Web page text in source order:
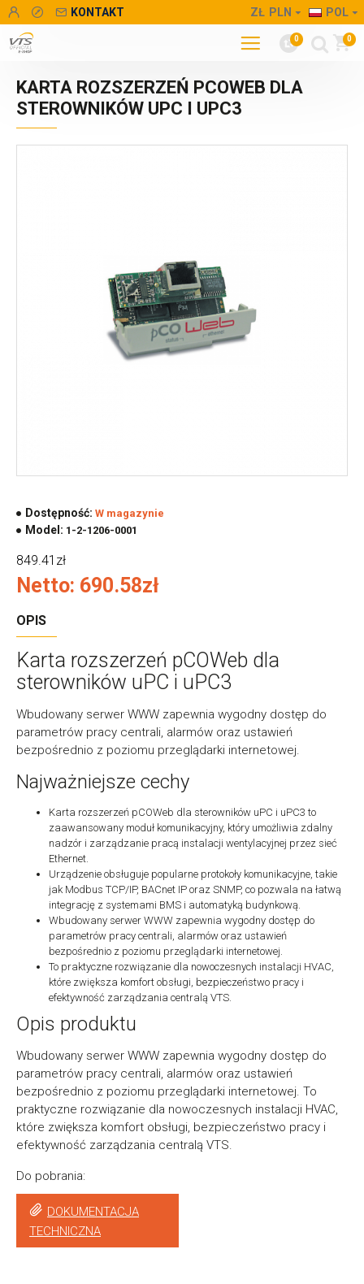
KONTAKT ZŁ PLN POL
0 0
KARTA ROZSZERZEŃ PCOWEB DLA
STEROWNIKÓW UPC I UPC3
Dostępność: W magazynie
Model: 1-2-1206-0001
849.41zł
Netto: 690.58zł
OPIS
Karta rozszerzeń pCOWeb dla
sterowników uPC i uPC3
Wbudowany serwer WWW zapewnia wygodny dostęp do
parametrów pracy centrali, alarmów oraz ustawień
bezpośrednio z poziomu przeglądarki internetowej.
Najważniejsze cechy
Karta rozszerzeń pCOWeb dla sterowników uPC i uPC3 to
zaawansowany moduł komunikacyjny, który umożliwia zdalny
nadzór i zarządzanie pracą instalacji wentylacyjnej przez sieć
Ethernet.
Urządzenie obsługuje popularne protokoły komunikacyjne, takie
jak Modbus TCP/IP, BACnet IP oraz SNMP, co pozwala na łatwą
integrację z systemami BMS i automatyką budynkową.
Wbudowany serwer WWW zapewnia wygodny dostęp do
parametrów pracy centrali, alarmów oraz ustawień
bezpośrednio z poziomu przeglądarki internetowej.
To praktyczne rozwiązanie dla nowoczesnych instalacji HVAC,
które zwiększa komfort obsługi, bezpieczeństwo pracy i
efektywność zarządzania centralą VTS.
Opis produktu
Wbudowany serwer WWW zapewnia wygodny dostęp do
parametrów pracy centrali, alarmów oraz ustawień
bezpośrednio z poziomu przeglądarki internetowej. To
praktyczne rozwiązanie dla nowoczesnych instalacji HVAC,
które zwiększa komfort obsługi, bezpieczeństwo pracy i
efektywność zarządzania centralą VTS.
Do pobrania:
DOKUMENTACJA
TECHNICZNA